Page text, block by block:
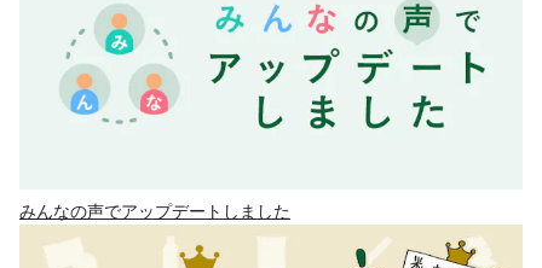
みんなの声でアップデートしました